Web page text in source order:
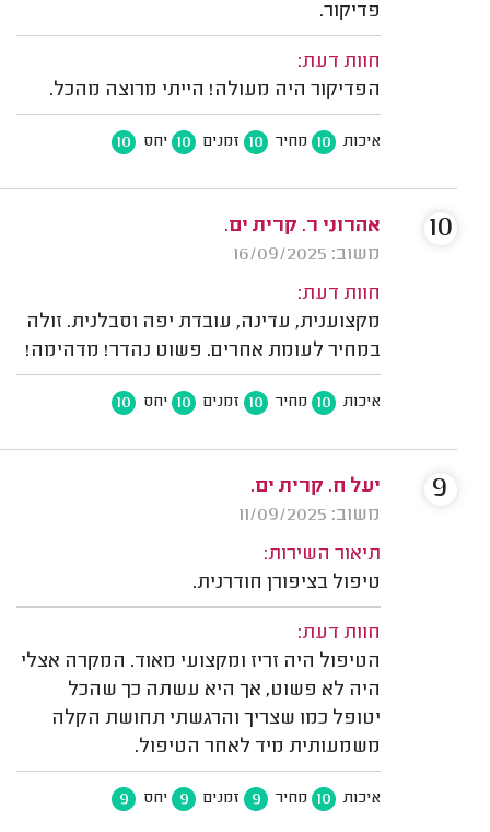
פדיקור.
חוות דעת:
הפדיקור היה מעולה! הייתי מרוצה מהכל.
איכות 10 מחיר 10 זמנים 10 יחס 10
אהרוני ר. קרית ים.
משוב: 16/09/2025
חוות דעת:
מקצוענית, עדינה, עובדת יפה וסבלנית. זולה
במחיר לעומת אחרים. פשוט נהדר! מדהימה!
איכות 10 מחיר 10 זמנים 10 יחס 10
10
יעל ח. קרית ים.
משוב: 11/09/2025
תיאור השירות:
טיפול בציפורן חודרנית.
חוות דעת:
הטיפול היה זריז ומקצועי מאוד. המקרה אצלי
היה לא פשוט, אך היא עשתה כך שהכל
יטופל כמו שצריך והרגשתי תחושת הקלה
משמעותית מיד לאחר הטיפול.
איכות 10 מחיר 9 זמנים 9 יחס 9
9